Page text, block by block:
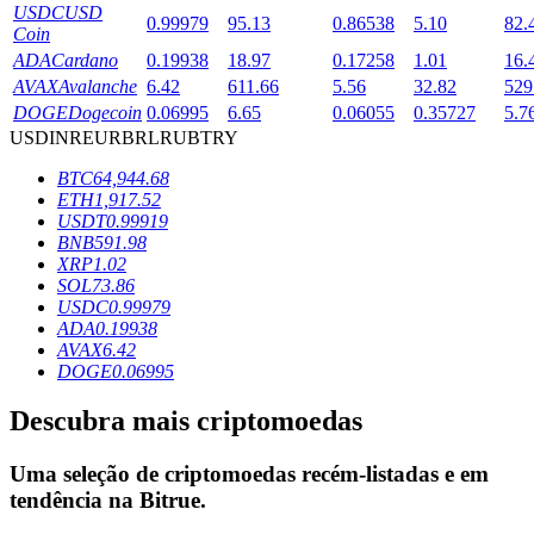
Bloqueios de BTR
Investimentos exclusivos para titulares de BTR
Empréstimos
USDCUSD
Coin
0.99979 95.13 0.86538 5.10
ADACardano 0.19938 18.97 0.17258 1.01
AVAXAvalanche 6.42 611.66 5.56 32.82
DOGEDogecoin 0.06995 6.65 0.06055 0.35727
USDINREURBRLRUBTRY
BTC64,944.68
ETH1,917.52
USDT0.99919
BNB591.98
XRP1.02
SOL73.86
USDC0.99979
ADA0.19938
AVAX6.42
DOGE0.06995
Descubra mais criptomoedas
Uma seleção de criptomoedas recém-listadas e em
tendência na Bitrue.